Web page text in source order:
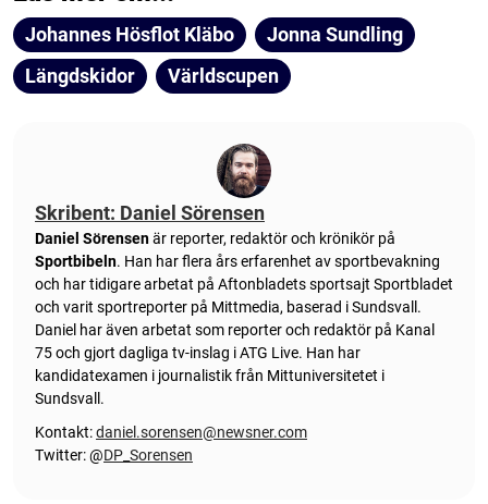
Johannes Hösflot Kläbo
Jonna Sundling
Längdskidor
Världscupen
Skribent: Daniel Sörensen
Daniel Sörensenär reporter, redaktör och krönikör på
Sportbibeln. Han har flera års erfarenhet av sportbevakning
och har tidigare arbetat på Aftonbladets sportsajt Sportbladet
och varit sportreporter på Mittmedia, baserad i Sundsvall.
Daniel har även arbetat som reporter och redaktör på Kanal
75 och gjort dagliga tv-inslag i ATG Live. Han har
kandidatexamen i journalistik från Mittuniversitetet i
Sundsvall.
Kontakt:daniel.sorensen@newsner.com
Twitter: @DP_Sorensen